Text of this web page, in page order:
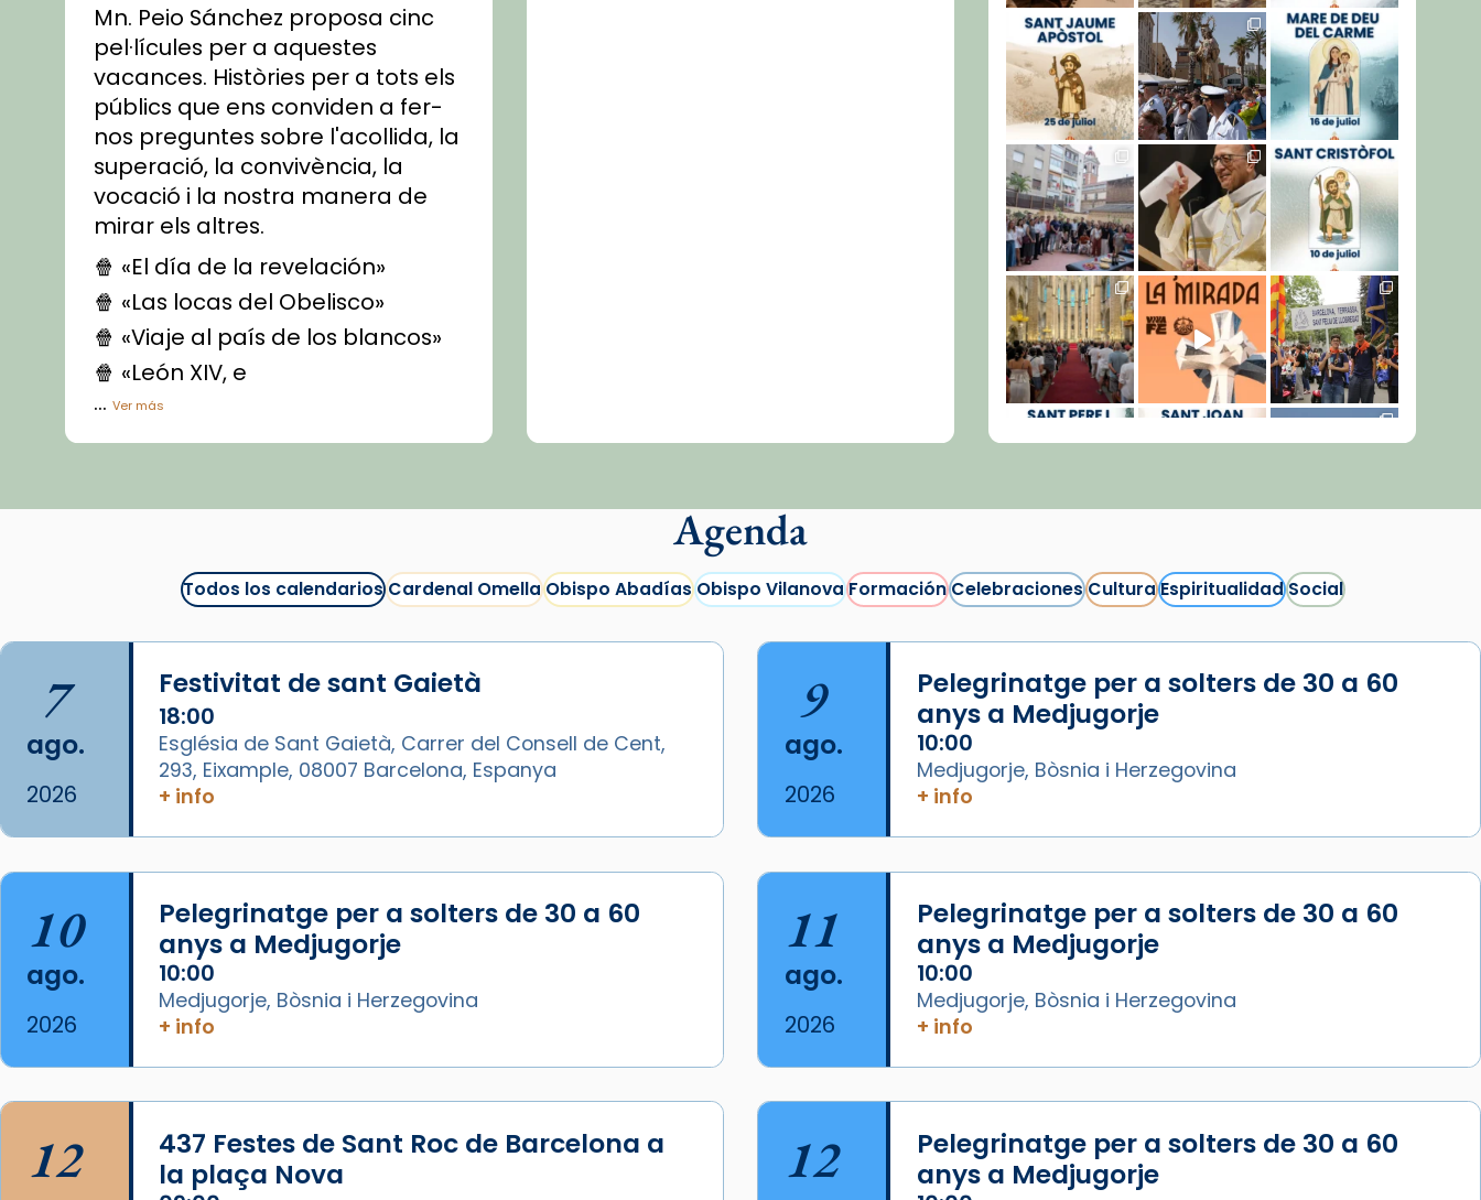
Mn. Peio Sánchez proposa cinc
pel·lícules per a aquestes
vacances. Històries per a tots els
públics que ens conviden a fer-
nos preguntes sobre l'acollida, la
superació, la convivència, la
vocació i la nostra manera de
mirar els altres.
🍿 «El día de la revelación»
🍿 «Las locas del Obelisco»
🍿 «Viaje al país de los blancos»
🍿 «León XIV, e
...Ver más
Vídeo
La Carmina va patir depressió.
arribar el seu testimoni al papa
Lleó XIV.
Recupera l'entrevista
compVatican News tican News 👇
Foto
View on Facebook Share
Arquebisbat de Barcelona
Semproniana ens ajuden a alçar
la mirada»
Mons. Sergi Gordo, bisbe de
Cargar más...
Agenda
Todos los calendariosCardenal OmellaObispo AbadíasObispo VilanovaFormaciónCelebracionesCulturaEspiritualidadSocial
7
ago.
2026
Festivitat de sant Gaietà
18:00
Església de Sant Gaietà, Carrer del Consell de Cent,
293, Eixample, 08007 Barcelona, Espanya
+ info
9
ago.
2026
Pelegrinatge per a solters de 30 a 60
anys a Medjugorje
10:00
Medjugorje, Bòsnia i Herzegovina
+ info
10
ago.
2026
Pelegrinatge per a solters de 30 a 60
anys a Medjugorje
10:00
Medjugorje, Bòsnia i Herzegovina
+ info
11
ago.
2026
Pelegrinatge per a solters de 30 a 60
anys a Medjugorje
10:00
Medjugorje, Bòsnia i Herzegovina
+ info
12
437 Festes de Sant Roc de Barcelona a
la plaça Nova
12
Pelegrinatge per a solters de 30 a 60
anys a Medjugorje